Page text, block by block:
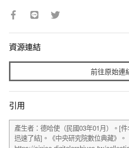
資源連結
前往原始連
引用